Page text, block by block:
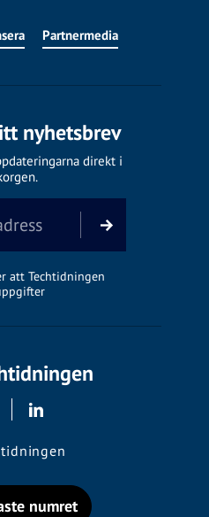
Partnermedia
nyhetsbrev
direkt i
att Techtidningen
numret